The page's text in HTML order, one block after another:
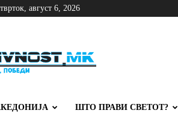
август 6, 2026
ШТО ПРАВИ СВЕТОТ?